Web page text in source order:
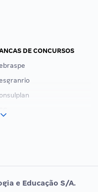
DE CONCURSOS
e Educação S/A.